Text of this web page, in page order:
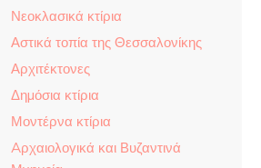
Νεοκλασικά κτίρια
Αστικά τοπία της Θεσσαλονίκης
Αρχιτέκτονες
Δηµόσια κτίρια
Μοντέρνα κτίρια
Aρχαιολογικά και Βυζαντινά